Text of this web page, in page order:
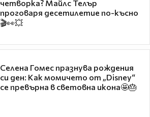
четворка? Майлс Телър
проговаря десетилетие по-късно
🎬👀💥
Селена Гомес празнува рождения
си ден: Как момичето от „Disney“
се превърна в световна икона🤩🎂